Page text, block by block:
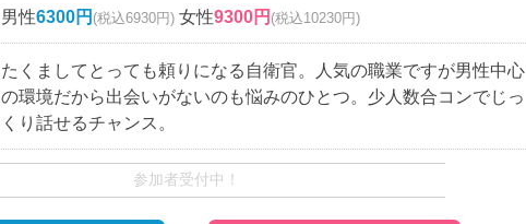
男性6300円 (税込6930円) 女性9300円 (税込10230円)
たくましてとっても頼りになる自衛官。人気の職業ですが男性中心
の環境だから出会いがないのも悩みのひとつ。少人数合コンでじっ
くり話せるチャンス。
参加者受付中！